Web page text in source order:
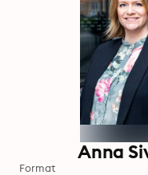
Anna
Format